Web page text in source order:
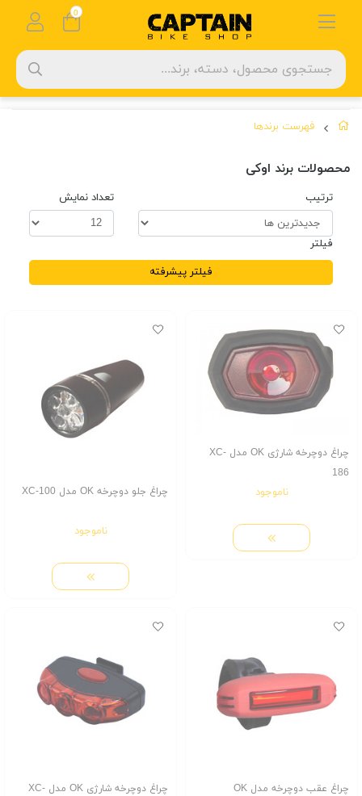
فهرست برندها
محصولات برند اوکی
ترتیب تعداد نمایش
فیلتر
فیلتر پیشرفته
چراغ دوچرخه شارژی OK مدل XC-
186
ناموجود چراغ جلو دوچرخه OK مدل XC-100
ناموجود
چراغ عقب دوچرخه مدل OK
چراغ دوچرخه شارژی OK مدل XC-
0